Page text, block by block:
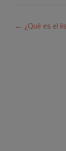
← ¿Qué es el